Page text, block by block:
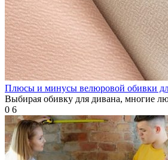
Плюсы и минусы велюровой обивки
Выбирая обивку для дивана, многие
0 6